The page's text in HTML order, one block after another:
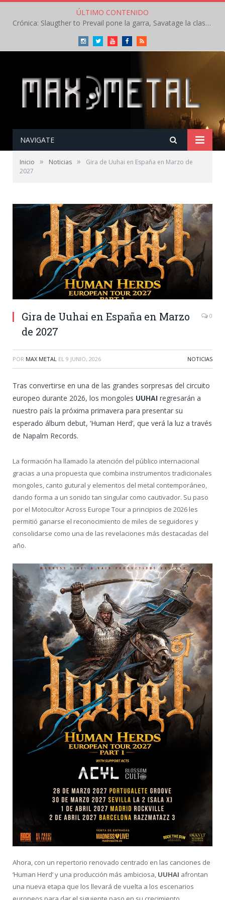
ÚLTIMO CONTENIDO
Crónica: Slaugther to Prevail pone la garra, Savatage la clase en la apertura del Leyendas del Rock – Miércoles – Agosto 2026
InstagramTwitterYoutubeFacebookRSS
NAVIGATE
Inicio » Noticias »
Gira de Uuhai en España en Marzo de
2027
Gira de Uuhai en España en Marzo
de 2027
0
POR MAX METAL EL 9 JUNIO, 2026 NOTICIAS
Tras convertirse en una de las grandes sorpresas del circuito
europeo durante 2026, los mongoles UUHAI regresarán a
nuestro país la próxima primavera para presentar su
esperado álbum debut, ‘Human Herd’, que verá la luz a través
de Napalm Records.
La formación ha llamado la atención del público internacional
gracias a una propuesta que combina instrumentos tradicionales
mongoles, canto gutural y elementos del metal contemporáneo,
dando forma a un sonido tan singular como cautivador. Su paso
por el Motocultor Across Europe Tour a principios de 2026 les
permitió ganarse el reconocimiento de miles de seguidores y
consolidarse como una de las revelaciones más destacadas del
año.
Ahora, con un repertorio renovado centrado en las canciones de
‘Human Herd’ y una producción más ambiciosa, UUHAI afrontan
una nueva etapa que los llevará de vuelta a los escenarios